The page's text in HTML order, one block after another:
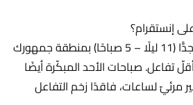
إنستقرام؟
آخر الليل والصباح المبكّر جدًّا (11 ليلًا – 5 صباحًا) بمنطقة جمهورك
تفاعل. صباحات الأحد المبكّرة أيضًا
لساعات، فاقدًا زخم التفاعل